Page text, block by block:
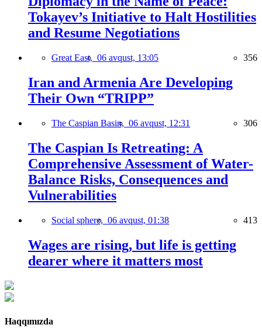
Tokayev’s Initiative to Halt Hostilities
and Resume Negotiations
Great East, 06 avqust, 13:05 356
Iran and Armenia Are Developing
Their Own “TRIPP”
The Caspian Basin, 06 avqust, 12:31 306
The Caspian Is Retreating: A
Comprehensive Assessment of Water-
Balance Risks, Consequences and
Vulnerabilities
Social sphere, 06 avqust, 01:38 413
Wages are rising, but life is getting
dearer where it matters most
Haqqımızda